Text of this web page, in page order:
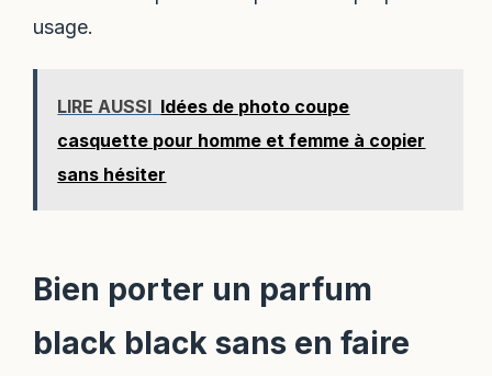
usage.
LIRE AUSSI Idées de photo coupe
casquette pour homme et femme à copier
sans hésiter
Bien porter un parfum
black black sans en faire